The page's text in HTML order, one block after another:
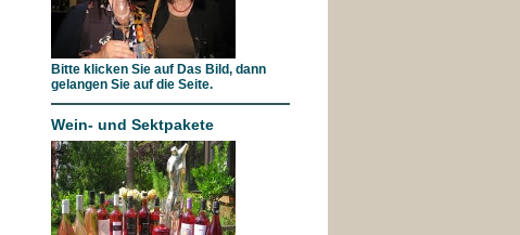
Bitte klicken Sie auf Das Bild, dann
gelangen Sie auf die Seite.
Wein- und Sektpakete